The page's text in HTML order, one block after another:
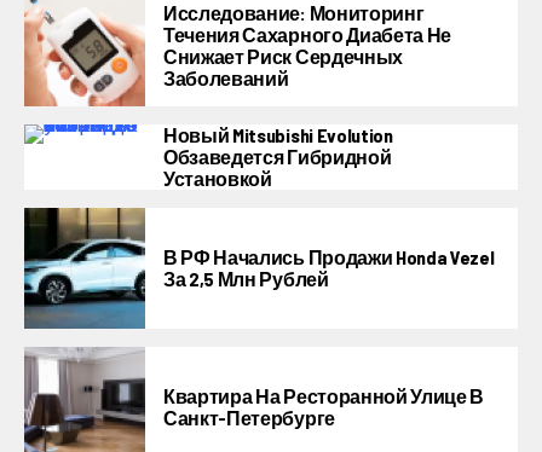
Исследование: Мониторинг
Течения Сахарного Диабета Не
Снижает Риск Сердечных
Заболеваний
Новый Mitsubishi Evolution
Обзаведется Гибридной
Установкой
В РФ Начались Продажи Honda Vezel
За 2,5 Млн Рублей
Квартира На Ресторанной Улице В
Санкт-Петербурге